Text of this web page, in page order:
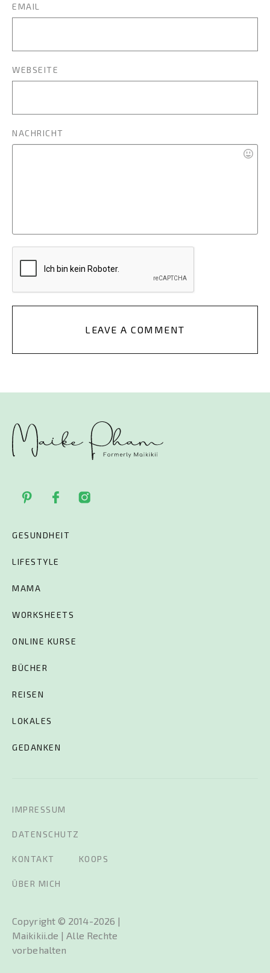
EMAIL
WEBSEITE
NACHRICHT
LEAVE A COMMENT
GESUNDHEIT
LIFESTYLE
MAMA
WORKSHEETS
ONLINE KURSE
BÜCHER
REISEN
LOKALES
GEDANKEN
Copyright © 2014-2026 |
Maikikii.de | Alle Rechte
vorbehalten
IMPRESSUM
DATENSCHUTZ
KONTAKT KOOPS
ÜBER MICH